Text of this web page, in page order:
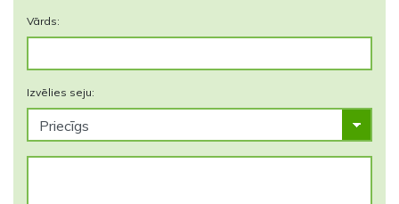
Vārds:
Izvēlies seju: